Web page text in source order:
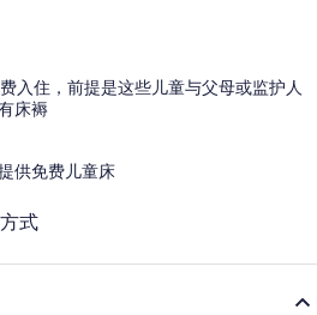
入住，前提是这些儿童与父母或监护人
床褥
供免费儿童床
式